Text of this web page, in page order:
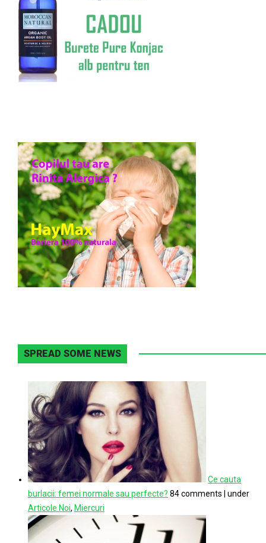
SPREAD SOME NEWS
Ce cauta
burlacii: femei normale sau perfecte? 84 comments
under
Articole Noi, Miercuri